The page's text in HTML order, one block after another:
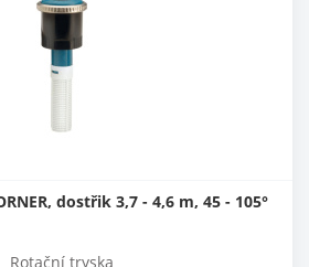
dostřik 3,7 - 4,6 m, 45 - 105°
Rotační tryska